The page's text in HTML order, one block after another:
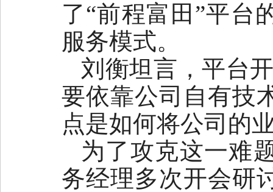
了“前程富田”平台
服务模式。
刘衡坦言，平台
要依靠公司自有技
点是如何将公司的
为了攻克这一难
务经理多次开会研